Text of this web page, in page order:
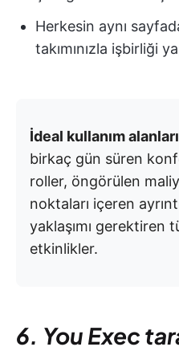
Herkesin aynı
takımınızla işbirliği
İdeal kullanım
birkaç gün süren
roller, öngörülen
noktaları içeren
yaklaşımı gerektiren
etkinlikler.
6. You Exec